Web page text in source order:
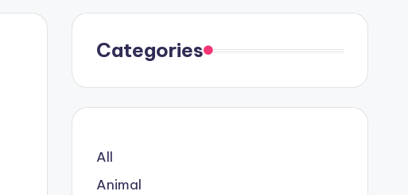
Categories
All
Animal